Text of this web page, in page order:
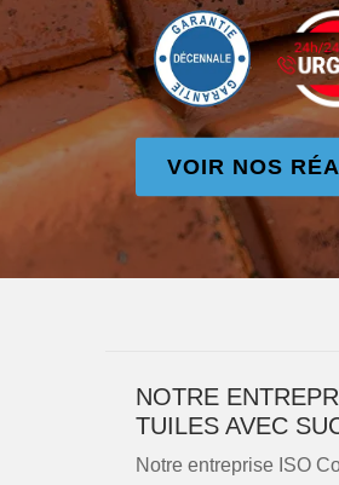
VOIR NOS
NOTRE
TUILES AVEC
Notre entreprise ISO